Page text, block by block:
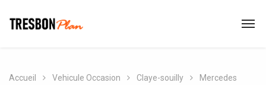
Accueil Vehicule Occasion Claye-souilly Mercedes